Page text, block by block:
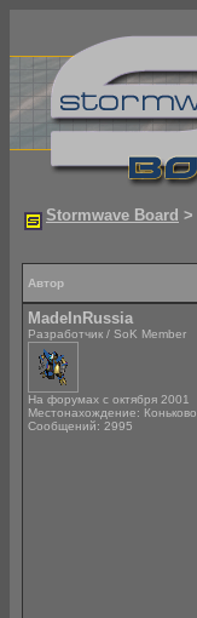
Stormwave Board >
Автор
MadeInRussia
Разработчик / SoK Member
На форумах с октября 2001
Местонахождение: Коньково
Сообщений: 2995